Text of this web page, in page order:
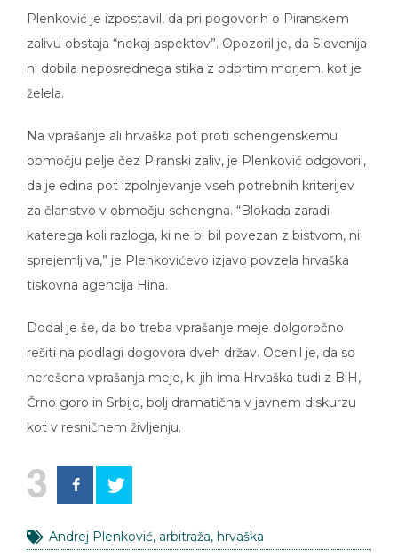
Plenković je izpostavil, da pri pogovorih o Piranskem
zalivu obstaja “nekaj aspektov”. Opozoril je, da Slovenija
ni dobila neposrednega stika z odprtim morjem, kot je
želela.
Na vprašanje ali hrvaška pot proti schengenskemu
območju pelje čez Piranski zaliv, je Plenković odgovoril,
da je edina pot izpolnjevanje vseh potrebnih kriterijev
za članstvo v območju schengna. “Blokada zaradi
katerega koli razloga, ki ne bi bil povezan z bistvom, ni
sprejemljiva,” je Plenkovićevo izjavo povzela hrvaška
tiskovna agencija Hina.
Dodal je še, da bo treba vprašanje meje dolgoročno
rešiti na podlagi dogovora dveh držav. Ocenil je, da so
nerešena vprašanja meje, ki jih ima Hrvaška tudi z BiH,
Črno goro in Srbijo, bolj dramatična v javnem diskurzu
kot v resničnem življenju.
3
Andrej Plenković, arbitraža, hrvaška